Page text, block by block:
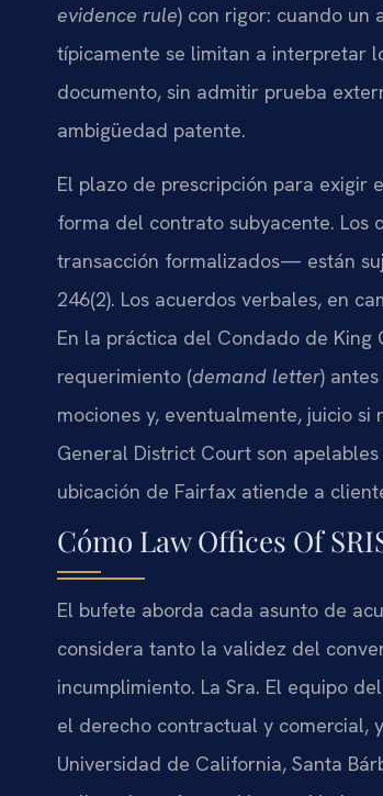
evidence rule) con rigor: cuando un
típicamente se limitan a interpretar
documento, sin admitir prueba
ambigüedad patente.
El plazo de prescripción para exigir
forma del contrato subyacente.
transacción formalizados— están
246(2). Los acuerdos verbales, en
En la práctica del Condado de King
requerimiento (demand letter)
mociones y, eventualmente, juicio
General District Court son
ubicación de Fairfax atiende a
Cómo Law Offices Of
El bufete aborda cada asunto de
considera tanto la validez del
incumplimiento. La Sra. El equipo
el derecho contractual y comercial,
Universidad de California, Santa